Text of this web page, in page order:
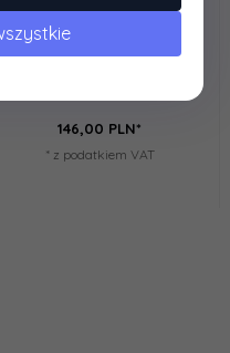
146,00 PLN*
* z podatkiem VAT